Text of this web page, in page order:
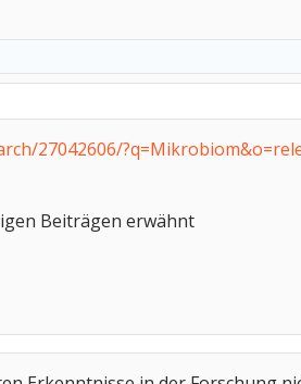
27042606/
Beiträgen erwähnt